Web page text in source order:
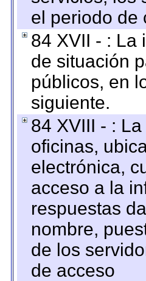
el periodo de
84 XVII - : La
de situación
públicos, en
siguiente.
84 XVIII - :
oficinas,
electrónica,
acceso a la
respuestas
nombre,
de los
de acceso